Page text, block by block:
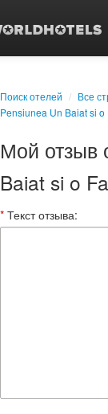
Поиск отелей / Все
Pensiunea Un Baiat si o
Мой отзыв
Baiat si o
* Текст отзыва: